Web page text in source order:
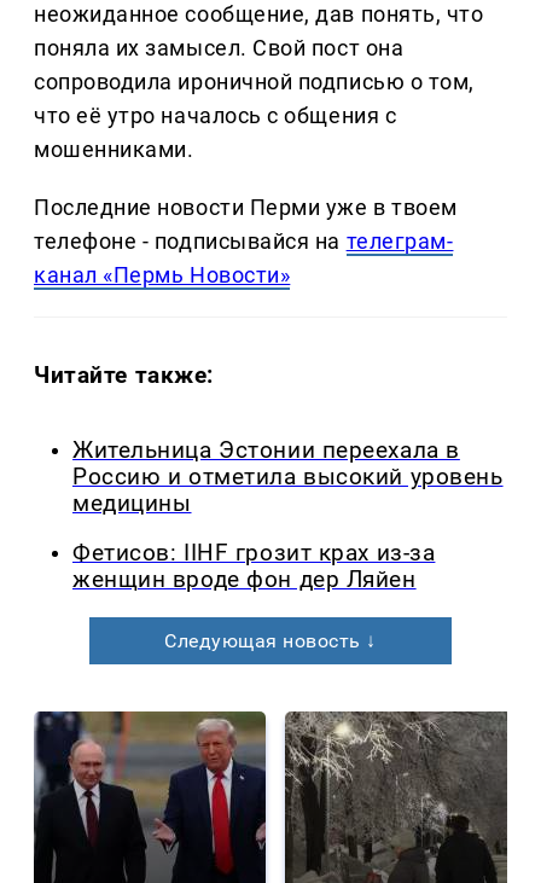
неожиданное сообщение, дав понять, что
поняла их замысел. Свой пост она
сопроводила ироничной подписью о том,
что её утро началось с общения с
мошенниками.
Последние новости Перми уже в твоем
телефоне - подписывайся на телеграм-
канал «Пермь Новости»
Читайте также:
Жительница Эстонии переехала в
Россию и отметила высокий уровень
медицины
Фетисов: IIHF грозит крах из-за
женщин вроде фон дер Ляйен
Следующая новость ↓